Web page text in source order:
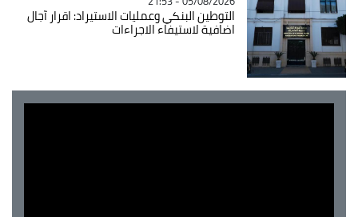
التوطين البنكي وعمليات الاستيراد: اقرار آجال
اضافية لاستيفاء الاجراءات